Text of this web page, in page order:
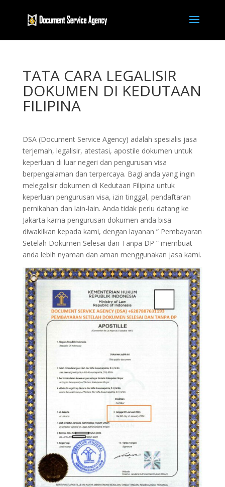
TATA CARA LEGALISIR
DOKUMEN DI KEDUTAAN
FILIPINA
DSA (Document Service Agency) adalah spesialis jasa
terjemah, legalisir, atestasi, apostile dokumen untuk
keperluan di luar negeri dan pengurusan visa
berpengalaman dan terpercaya. Bagi anda yang ingin
melegalisir dokumen di Kedutaan Filipina untuk
keperluan pengurusan visa, izin tinggal, pendaftaran
pernikahan dan lain-lain. Anda tidak perlu datang ke
Jakarta karna pengurusan dokumen anda bisa
diwakilkan kepada kami, dengan layanan ” Pembayaran
Setelah Dokumen Selesai dan Tanpa DP ” membuat
anda lebih nyaman dan aman menggunakan jasa kami.